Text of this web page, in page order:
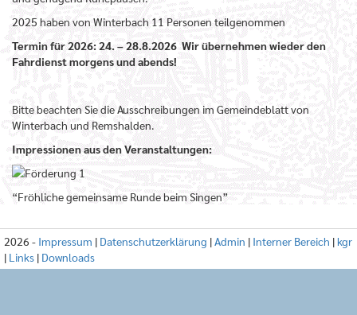
2025 haben von Winterbach 11 Personen teilgenommen
Termin für 2026: 24. – 28.8.2026 Wir übernehmen wieder den
Fahrdienst morgens und abends!
Bitte beachten Sie die Ausschreibungen im Gemeindeblatt von
Winterbach und Remshalden.
Impressionen aus den Veranstaltungen:
“Fröhliche gemeinsame Runde beim Singen”
2026 - Impressum | Datenschutzerklärung |Admin | Interner Bereich |kgr
| Links | Downloads